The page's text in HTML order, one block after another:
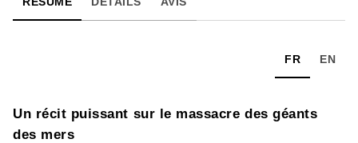
FR EN
Un récit puissant sur le massacre des géants
des mers